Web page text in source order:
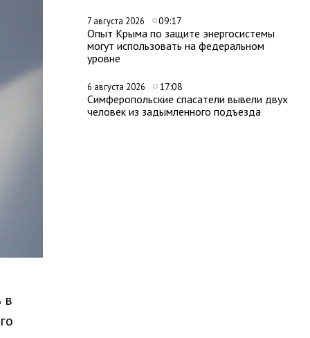
7 августа 2026 09:17
Опыт Крыма по защите энергосистемы
могут использовать на федеральном
уровне
6 августа 2026 17:08
Симферопольские спасатели вывели двух
человек из задымленного подъезда
в